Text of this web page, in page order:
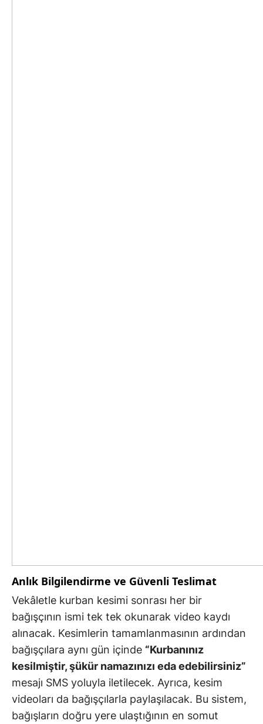
Anlık Bilgilendirme ve Güvenli Teslimat
Vekâletle kurban kesimi sonrası her bir
bağışçının ismi tek tek okunarak video kaydı
alınacak. Kesimlerin tamamlanmasının ardından
bağışçılara aynı gün içinde “Kurbanınız
kesilmiştir, şükür namazınızı eda edebilirsiniz”
mesajı SMS yoluyla iletilecek. Ayrıca, kesim
videoları da bağışçılarla paylaşılacak. Bu sistem,
bağışların doğru yere ulaştığının en somut